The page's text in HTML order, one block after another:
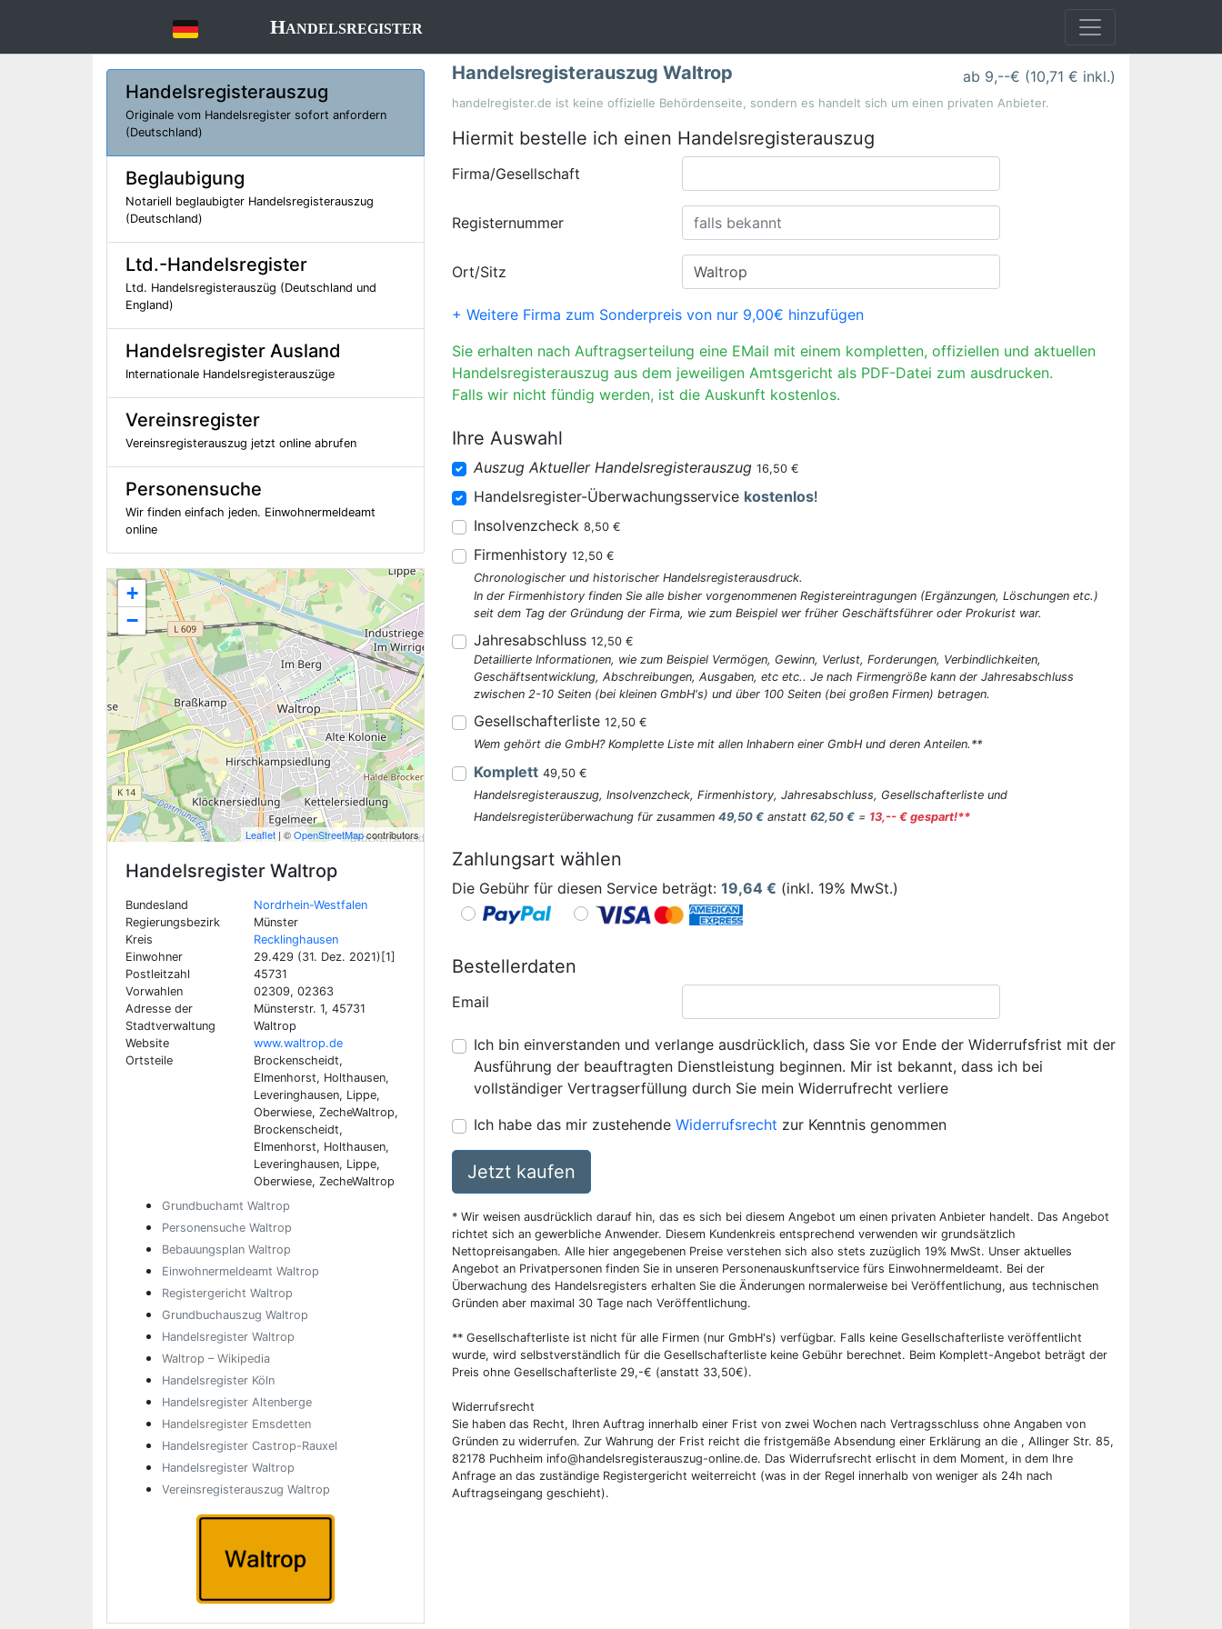
Handelsregister
Handelsregisterauszug
Originale vom Handelsregister sofort anfordern
(Deutschland)
Beglaubigung
Notariell beglaubigter Handelsregisterauszug
(Deutschland)
Ltd.-Handelsregister
Ltd. Handelsregisterauszüg (Deutschland und
England)
Handelsregister Ausland
Internationale Handelsregisterauszüge
Vereinsregister
Vereinsregisterauszug jetzt online abrufen
Personensuche
Wir finden einfach jeden. Einwohnermeldeamt
online
+
−
Leaflet | ©OpenStreetMapcontributors
Handelsregister Waltrop
Bundesland
Nordrhein-Westfalen
Regierungsbezirk
Münster
Kreis
Recklinghausen
Einwohner
29.429 (31. Dez. 2021)[1]
Postleitzahl
45731
Vorwahlen
02309, 02363
Adresse der
Stadtverwaltung
Münsterstr. 1, 45731
Waltrop
Website
www.waltrop.de
Ortsteile
Brockenscheidt,
Elmenhorst, Holthausen,
Leveringhausen, Lippe,
Oberwiese, ZecheWaltrop,
Brockenscheidt,
Elmenhorst, Holthausen,
Leveringhausen, Lippe,
Oberwiese, ZecheWaltrop
Grundbuchamt Waltrop
Personensuche Waltrop
Bebauungsplan Waltrop
Einwohnermeldeamt Waltrop
Registergericht Waltrop
Grundbuchauszug Waltrop
Handelsregister Waltrop
Waltrop – Wikipedia
Handelsregister Köln
Handelsregister Altenberge
Handelsregister Emsdetten
Handelsregister Castrop-Rauxel
Handelsregister Waltrop
Vereinsregisterauszug Waltrop
Handelsregisterauszug Waltrop ab 9,--€ (10,71 € inkl.)
handelregister.de ist keine offizielle Behördenseite, sondern es handelt sich um einen privaten Anbieter.
Hiermit bestelle ich einen Handelsregisterauszug
Firma/Gesellschaft
Registernummer
Ort/Sitz
+ Weitere Firma zum Sonderpreis von nur 9,00€ hinzufügen
Sie erhalten nach Auftragserteilung eine EMail mit einem kompletten, offiziellen und aktuellen
Handelsregisterauszug aus dem jeweiligen Amtsgericht als PDF-Datei zum ausdrucken.
Falls wir nicht fündig werden, ist die Auskunft kostenlos.
Ihre Auswahl
Auszug Aktueller Handelsregisterauszug 16,50 €
Handelsregister-Überwachungsservice kostenlos!
Insolvenzcheck 8,50 €
Firmenhistory 12,50 €
Chronologischer und historischer Handelsregisterausdruck.
In der Firmenhistory finden Sie alle bisher vorgenommenen Registereintragungen (Ergänzungen, Löschungen etc.)
seit dem Tag der Gründung der Firma, wie zum Beispiel wer früher Geschäftsführer oder Prokurist war.
Jahresabschluss 12,50 €
Detaillierte Informationen, wie zum Beispiel Vermögen, Gewinn, Verlust, Forderungen, Verbindlichkeiten,
Geschäftsentwicklung, Abschreibungen, Ausgaben, etc etc.. Je nach Firmengröße kann der Jahresabschluss
zwischen 2-10 Seiten (bei kleinen GmbH's) und über 100 Seiten (bei großen Firmen) betragen.
Gesellschafterliste 12,50 €
Wem gehört die GmbH? Komplette Liste mit allen Inhabern einer GmbH und deren Anteilen.**
Komplett 49,50 €
Handelsregisterauszug, Insolvenzcheck, Firmenhistory, Jahresabschluss, Gesellschafterliste und
Handelsregisterüberwachung für zusammen 49,50 € anstatt 62,50 € = 13,-- € gespart!**
Zahlungsart wählen
Die Gebühr für diesen Service beträgt: 19,64 € (inkl. 19% MwSt.)
Bestellerdaten
Email
Ich bin einverstanden und verlange ausdrücklich, dass Sie vor Ende der Widerrufsfrist mit der
Ausführung der beauftragten Dienstleistung beginnen. Mir ist bekannt, dass ich bei
vollständiger Vertragserfüllung durch Sie mein Widerrufrecht verliere
Ich habe das mir zustehende Widerrufsrecht zur Kenntnis genommen
Jetzt kaufen
* Wir weisen ausdrücklich darauf hin, das es sich bei diesem Angebot um einen privaten Anbieter handelt. Das Angebot
richtet sich an gewerbliche Anwender. Diesem Kundenkreis entsprechend verwenden wir grundsätzlich
Nettopreisangaben. Alle hier angegebenen Preise verstehen sich also stets zuzüglich 19% MwSt. Unser aktuelles
Angebot an Privatpersonen finden Sie in unseren Personenauskunftservice fürs Einwohnermeldeamt. Bei der
Überwachung des Handelsregisters erhalten Sie die Änderungen normalerweise bei Veröffentlichung, aus technischen
Gründen aber maximal 30 Tage nach Veröffentlichung.
** Gesellschafterliste ist nicht für alle Firmen (nur GmbH's) verfügbar. Falls keine Gesellschafterliste veröffentlicht
wurde, wird selbstverständlich für die Gesellschafterliste keine Gebühr berechnet. Beim Komplett-Angebot beträgt der
Preis ohne Gesellschafterliste 29,-€ (anstatt 33,50€).
Widerrufsrecht
Sie haben das Recht, Ihren Auftrag innerhalb einer Frist von zwei Wochen nach Vertragsschluss ohne Angaben von
Gründen zu widerrufen. Zur Wahrung der Frist reicht die fristgemäße Absendung einer Erklärung an die , Allinger Str. 85,
82178 Puchheim info@handelsregisterauszug-online.de. Das Widerrufsrecht erlischt in dem Moment, in dem Ihre
Anfrage an das zuständige Registergericht weiterreicht (was in der Regel innerhalb von weniger als 24h nach
Auftragseingang geschieht).